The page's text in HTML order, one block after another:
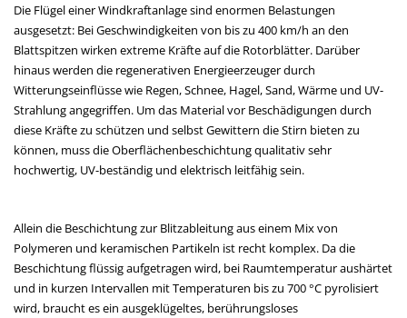
Die Flügel einer Windkraftanlage sind enormen Belastungen
ausgesetzt: Bei Geschwindigkeiten von bis zu 400 km/h an den
Blattspitzen wirken extreme Kräfte auf die Rotorblätter. Darüber
hinaus werden die regenerativen Energieerzeuger durch
Witterungseinflüsse wie Regen, Schnee, Hagel, Sand, Wärme und UV-
Strahlung angegriffen. Um das Material vor Beschädigungen durch
diese Kräfte zu schützen und selbst Gewittern die Stirn bieten zu
können, muss die Oberflächenbeschichtung qualitativ sehr
hochwertig, UV-beständig und elektrisch leitfähig sein.
Allein die Beschichtung zur Blitzableitung aus einem Mix von
Polymeren und keramischen Partikeln ist recht komplex. Da die
Beschichtung flüssig aufgetragen wird, bei Raumtemperatur aushärtet
und in kurzen Intervallen mit Temperaturen bis zu 700 °C pyrolisiert
wird, braucht es ein ausgeklügeltes, berührungsloses